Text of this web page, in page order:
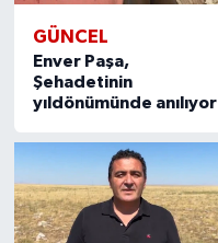
GÜNCEL
Enver Paşa,
Şehadetinin
yıldönümünde anılıyor